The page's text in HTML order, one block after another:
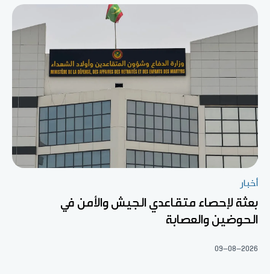
أخبار
بعثة لإحصاء متقاعدي الجيش والأمن في
الحوضين والعصابة
09-08-2026